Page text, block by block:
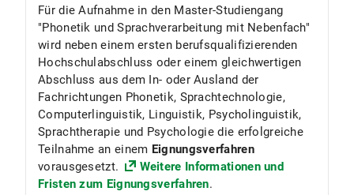
Sprach- und Kulturwissenschaft
ECTS
90
Pflichtkombinationen mit anderen Fächern
Für die Aufnahme in den Master-Studiengang
"Phonetik und Sprachverarbeitung mit Nebenfach"
wird neben einem ersten berufsqualifizierenden
Hochschulabschluss oder einem gleichwertigen
Abschluss aus dem In- oder Ausland der
Fachrichtungen Phonetik, Sprachtechnologie,
Computerlinguistik, Linguistik, Psycholinguistik,
Sprachtherapie und Psychologie die erfolgreiche
Teilnahme an einem Eignungsverfahren
vorausgesetzt.
Weitere Informationen und
Fristen zum Eignungsverfahren.